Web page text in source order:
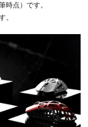
時点）です。
。